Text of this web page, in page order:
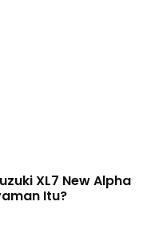
XL7 New Alpha
Itu?